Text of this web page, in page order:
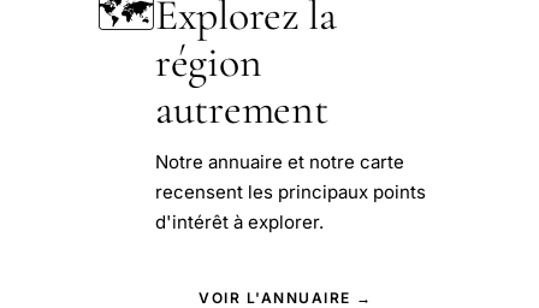
🗺️Explorez la
région
autrement
Notre annuaire et notre carte
recensent les principaux points
d'intérêt à explorer.
VOIR L'ANNUAIRE →